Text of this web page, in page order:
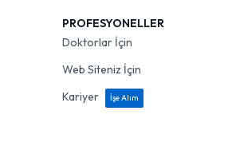
PROFESYONELLER
Doktorlar İçin
Web Siteniz İçin
Kariyer
İşe Alım